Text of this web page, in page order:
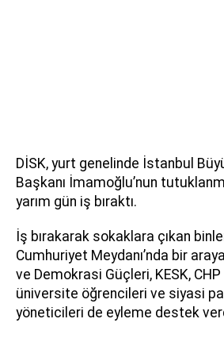
DİSK, yurt genelinde İstanbul
Başkanı İmamoğlu’nun
yarım gün iş bıraktı.
İş bırakarak sokaklara çıkan
Cumhuriyet Meydanı’nda bir
ve Demokrasi Güçleri, KESK,
üniversite öğrencileri ve siyasi
yöneticileri de eyleme destek